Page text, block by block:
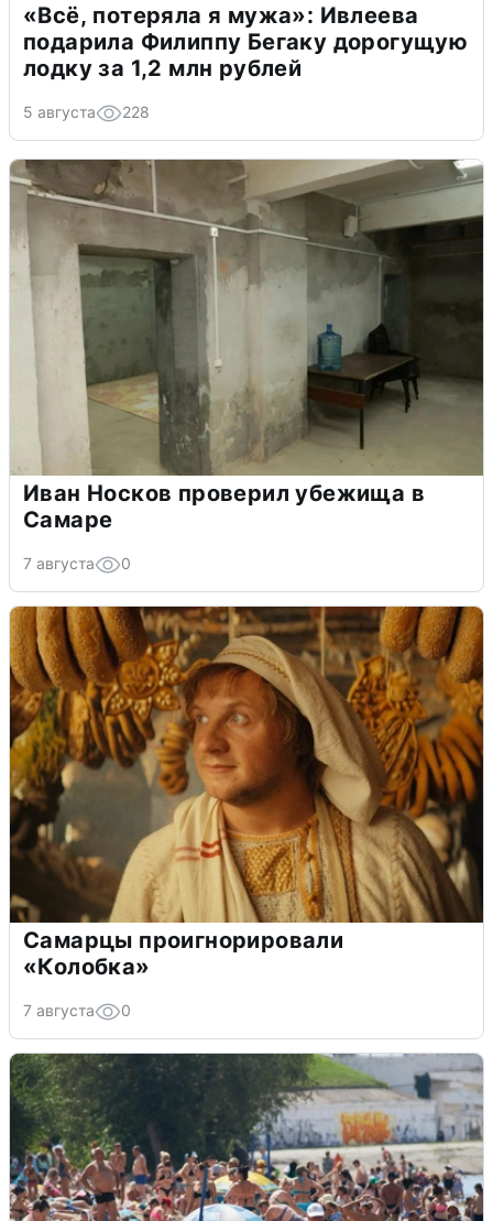
«Всё, потеряла я мужа»: Ивлеева
подарила Филиппу Бегаку дорогущую
лодку за 1,2 млн рублей
5 августа 228
Иван Носков проверил убежища в
Самаре
7 августа 0
Самарцы проигнорировали
«Колобка»
7 августа 0